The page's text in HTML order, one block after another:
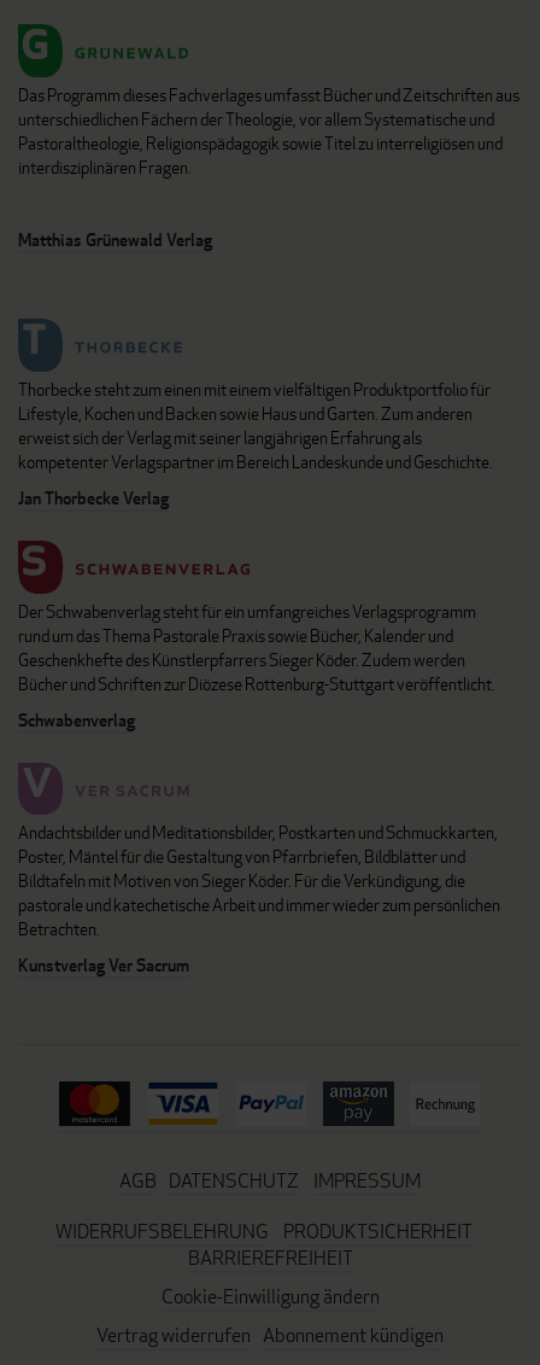
Das Programm dieses Fachverlages umfasst Bücher und Zeitschriften aus
unterschiedlichen Fächern der Theologie, vor allem Systematische und
Pastoraltheologie, Religionspädagogik sowie Titel zu interreligiösen und
interdisziplinären Fragen.
Matthias Grünewald Verlag
Thorbecke steht zum einen mit einem vielfältigen Produktportfolio für
Lifestyle, Kochen und Backen sowie Haus und Garten. Zum anderen
erweist sich der Verlag mit seiner langjährigen Erfahrung als
kompetenter Verlagspartner im Bereich Landeskunde und Geschichte.
Jan Thorbecke Verlag
Der Schwabenverlag steht für ein umfangreiches Verlagsprogramm
rund um das Thema Pastorale Praxis sowie Bücher, Kalender und
Geschenkhefte des Künstlerpfarrers Sieger Köder. Zudem werden
Bücher und Schriften zur Diözese Rottenburg-Stuttgart veröffentlicht.
Schwabenverlag
Andachtsbilder und Meditationsbilder, Postkarten und Schmuckkarten,
Poster, Mäntel für die Gestaltung von Pfarrbriefen, Bildblätter und
Bildtafeln mit Motiven von Sieger Köder. Für die Verkündigung, die
pastorale und katechetische Arbeit und immer wieder zum persönlichen
Betrachten.
Kunstverlag Ver Sacrum
AGB DATENSCHUTZ
IMPRESSUM
WIDERRUFSBELEHRUNG
PRODUKTSICHERHEIT
BARRIEREFREIHEIT
Cookie-Einwilligung ändern
Vertrag widerrufen Abonnement kündigen